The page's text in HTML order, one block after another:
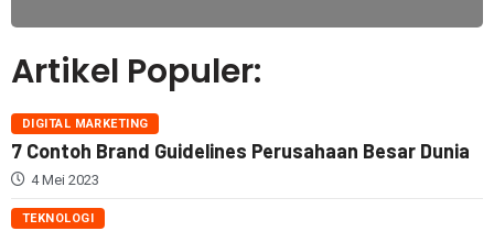
Artikel Populer:
DIGITAL MARKETING
7 Contoh Brand Guidelines Perusahaan Besar Dunia
4 Mei 2023
TEKNOLOGI